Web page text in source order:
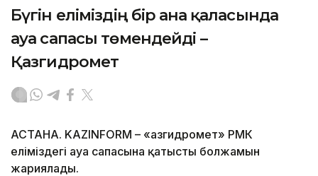
Бүгін еліміздің бір ғана қаласында
ауа сапасы төмендейді –
Қазгидромет
АСТАНА. KAZINFORM – «Қазгидромет» РМК
еліміздегі ауа сапасына қатысты болжамын
жариялады.